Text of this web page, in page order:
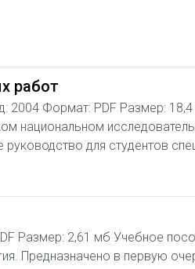
работ
2004 Формат: PDF Размер:
национальном
для студентов
Размер: 2,61 мб Учебное
Предназначено в первую